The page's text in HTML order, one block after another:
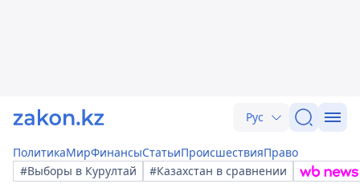
Рус
ПолитикаМирФинансыСтатьиПроисшествияПраво
#Выборы в Курултай
#Казахстан в сравнении